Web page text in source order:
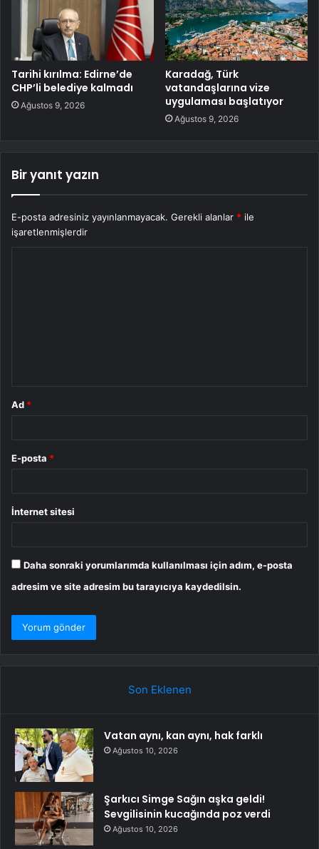
Tarihi kırılma: Edirne’de
CHP’li belediye kalmadı
Ağustos 9, 2026
Karadağ, Türk
vatandaşlarına vize
uygulaması başlatıyor
Ağustos 9, 2026
Bir yanıt yazın
E-posta adresiniz yayınlanmayacak. Gerekli alanlar * ile
işaretlenmişlerdir
Ad *
E-posta *
İnternet sitesi
Daha sonraki yorumlarımda kullanılması için adım, e-posta
adresim ve site adresim bu tarayıcıya kaydedilsin.
Son Eklenen
Vatan aynı, kan aynı, hak farklı
Ağustos 10, 2026
Şarkıcı Simge Sağın aşka geldi!
Sevgilisinin kucağında poz verdi
Ağustos 10, 2026